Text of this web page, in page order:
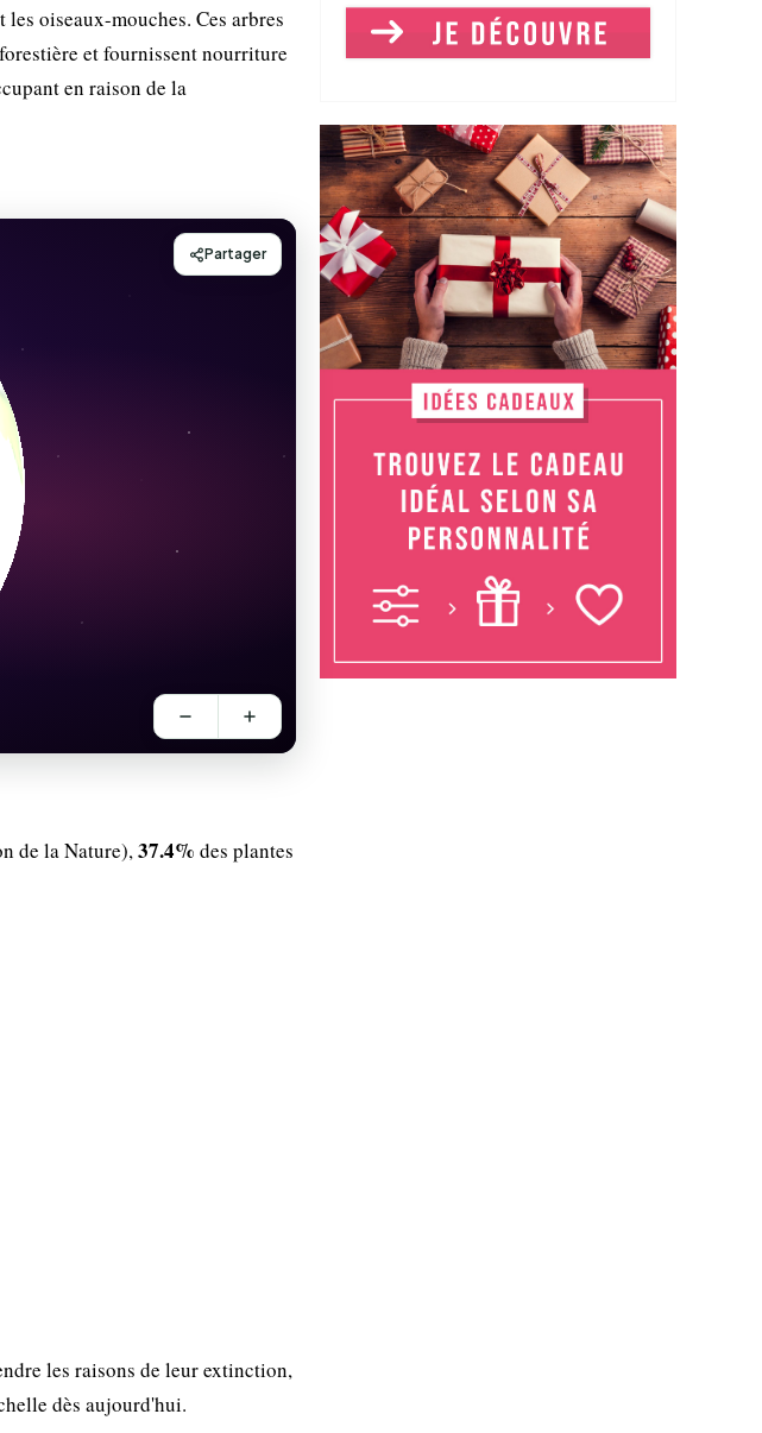
oiseaux-mouches. Ces arbres
et fournissent nourriture
en raison de la
de la Nature),37.4% des plantes
les raisons de leur extinction,
dès aujourd'hui.